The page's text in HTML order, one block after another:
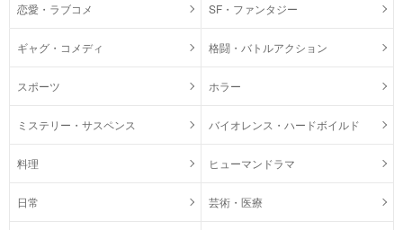
恋愛・ラブコメ SF・ファンタジー
ギャグ・コメディ 格闘・バトルアクション
スポーツ ホラー
ミステリー・サスペンス バイオレンス・ハードボイルド
料理 ヒューマンドラマ
日常 芸術・医療